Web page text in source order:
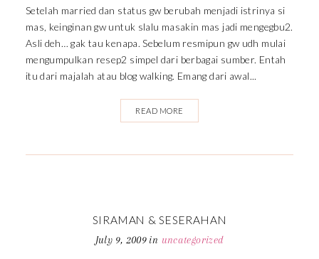
Setelah married dan status gw berubah menjadi istrinya si
mas, keinginan gw untuk slalu masakin mas jadi mengegbu2.
Asli deh… gak tau kenapa. Sebelum resmipun gw udh mulai
mengumpulkan resep2 simpel dari berbagai sumber. Entah
itu dari majalah atau blog walking. Emang dari awal...
READ MORE
SIRAMAN & SESERAHAN
July 9, 2009 in uncategorized